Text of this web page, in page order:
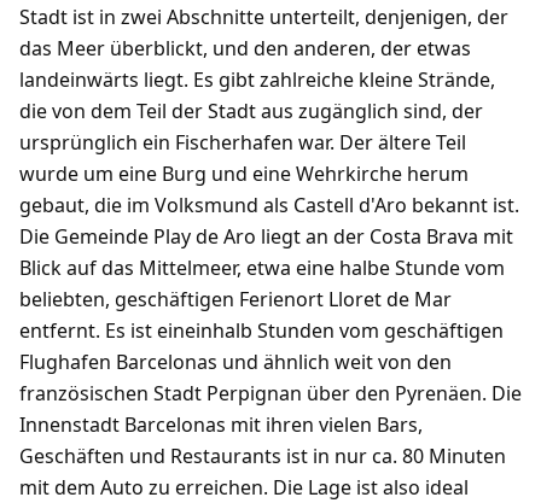
Stadt ist in zwei Abschnitte unterteilt, denjenigen, der
das Meer überblickt, und den anderen, der etwas
landeinwärts liegt. Es gibt zahlreiche kleine Strände,
die von dem Teil der Stadt aus zugänglich sind, der
ursprünglich ein Fischerhafen war. Der ältere Teil
wurde um eine Burg und eine Wehrkirche herum
gebaut, die im Volksmund als Castell d'Aro bekannt ist.
Die Gemeinde Play de Aro liegt an der Costa Brava mit
Blick auf das Mittelmeer, etwa eine halbe Stunde vom
beliebten, geschäftigen Ferienort Lloret de Mar
entfernt. Es ist eineinhalb Stunden vom geschäftigen
Flughafen Barcelonas und ähnlich weit von den
französischen Stadt Perpignan über den Pyrenäen. Die
Innenstadt Barcelonas mit ihren vielen Bars,
Geschäften und Restaurants ist in nur ca. 80 Minuten
mit dem Auto zu erreichen. Die Lage ist also ideal